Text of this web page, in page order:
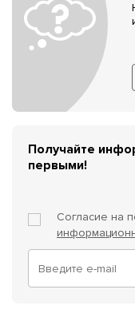
Получайте
первыми!
Согласие на